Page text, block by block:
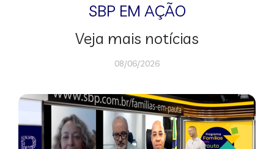
SBP EM AÇÃO
Veja mais notícias
08/06/2026